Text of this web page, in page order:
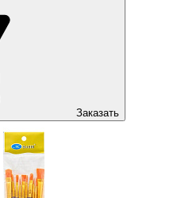
Заказать